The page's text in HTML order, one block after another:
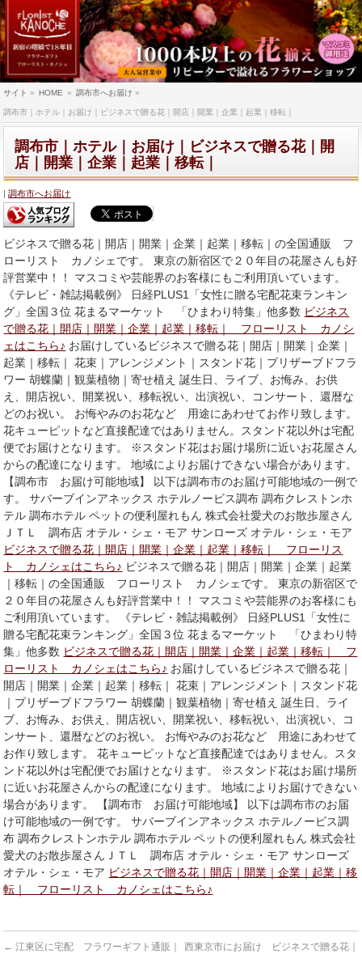
サイト » HOME » 調布市へお届け »
調布市｜ホテル｜お届け｜ビジネスで贈る花｜開店｜開業｜企業｜起業｜移転｜
調布市｜ホテル｜お届け｜ビジネスで贈る花｜開
店｜開業｜企業｜起業｜移転｜
調布市へお届け
ビジネスで贈る花｜開店｜開業｜企業｜起業｜移転｜の全国通販 フ
ローリスト カノシェです。 東京の新宿区で２０年目の花屋さんも好
評営業中！！ マスコミや芸能界のお客様にもご利用頂いています。
《テレビ・雑誌掲載例》 日経PLUS1「女性に贈る宅配花束ランキン
グ」全国３位 花まるマーケット 「ひまわり特集」他多数 ビジネス
で贈る花｜開店｜開業｜企業｜起業｜移転｜ フローリスト カノシ
ェはこちら♪ お届けしているビジネスで贈る花｜開店｜開業｜企業｜
起業｜移転｜ 花束｜アレンジメント｜スタンド花｜プリザーブドフラ
ワー 胡蝶蘭｜観葉植物｜寄せ植え 誕生日、ライブ、お悔み、お供
え、開店祝い、開業祝い、移転祝い、出演祝い、コンサート、還暦な
どのお祝い。 お悔やみのお花など 用途にあわせてお作り致します。
花キューピットなど直接配達ではありません。スタンド花以外は宅配
便でお届けとなります。 ※スタンド花はお届け場所に近いお花屋さん
からの配達になります。 地域によりお届けできない場合があります。
【調布市 お届け可能地域】 以下は調布市のお届け可能地域の一例で
す。 サバーブインアネックス ホテルノービス調布 調布クレストンホ
テル 調布ホテル ペットの便利屋れもん 株式会社愛犬のお散歩屋さん
ＪＴＬ 調布店 オテル・シェ・モア サンローズ オテル・シェ・モア
ビジネスで贈る花｜開店｜開業｜企業｜起業｜移転｜ フローリス
ト カノシェはこちら♪ ビジネスで贈る花｜開店｜開業｜企業｜起業
｜移転｜の全国通販 フローリスト カノシェです。 東京の新宿区で
２０年目の花屋さんも好評営業中！！ マスコミや芸能界のお客様にも
ご利用頂いています。 《テレビ・雑誌掲載例》 日経PLUS1「女性に
贈る宅配花束ランキング」全国３位 花まるマーケット 「ひまわり特
集」他多数 ビジネスで贈る花｜開店｜開業｜企業｜起業｜移転｜ フ
ローリスト カノシェはこちら♪ お届けしているビジネスで贈る花｜
開店｜開業｜企業｜起業｜移転｜ 花束｜アレンジメント｜スタンド花
｜プリザーブドフラワー 胡蝶蘭｜観葉植物｜寄せ植え 誕生日、ライ
ブ、お悔み、お供え、開店祝い、開業祝い、移転祝い、出演祝い、コ
ンサート、還暦などのお祝い。 お悔やみのお花など 用途にあわせて
お作り致します。 花キューピットなど直接配達ではありません。スタ
ンド花以外は宅配便でお届けとなります。 ※スタンド花はお届け場所
に近いお花屋さんからの配達になります。 地域によりお届けできない
場合があります。 【調布市 お届け可能地域】 以下は調布市のお届
け可能地域の一例です。 サバーブインアネックス ホテルノービス調
布 調布クレストンホテル 調布ホテル ペットの便利屋れもん 株式会社
愛犬のお散歩屋さんＪＴＬ 調布店 オテル・シェ・モア サンローズ
オテル・シェ・モア ビジネスで贈る花｜開店｜開業｜企業｜起業｜移
転｜ フローリスト カノシェはこちら♪
← 江東区に宅配 フラワーギフト通販｜
西東京市にお届け ビジネスで贈る花｜